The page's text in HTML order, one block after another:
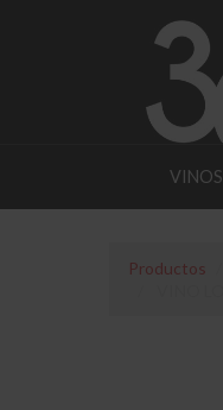
VINOS
Productos